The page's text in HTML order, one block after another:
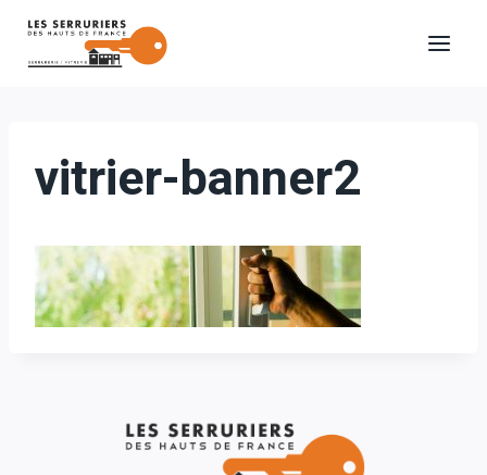
Aller
vitrier-banner2